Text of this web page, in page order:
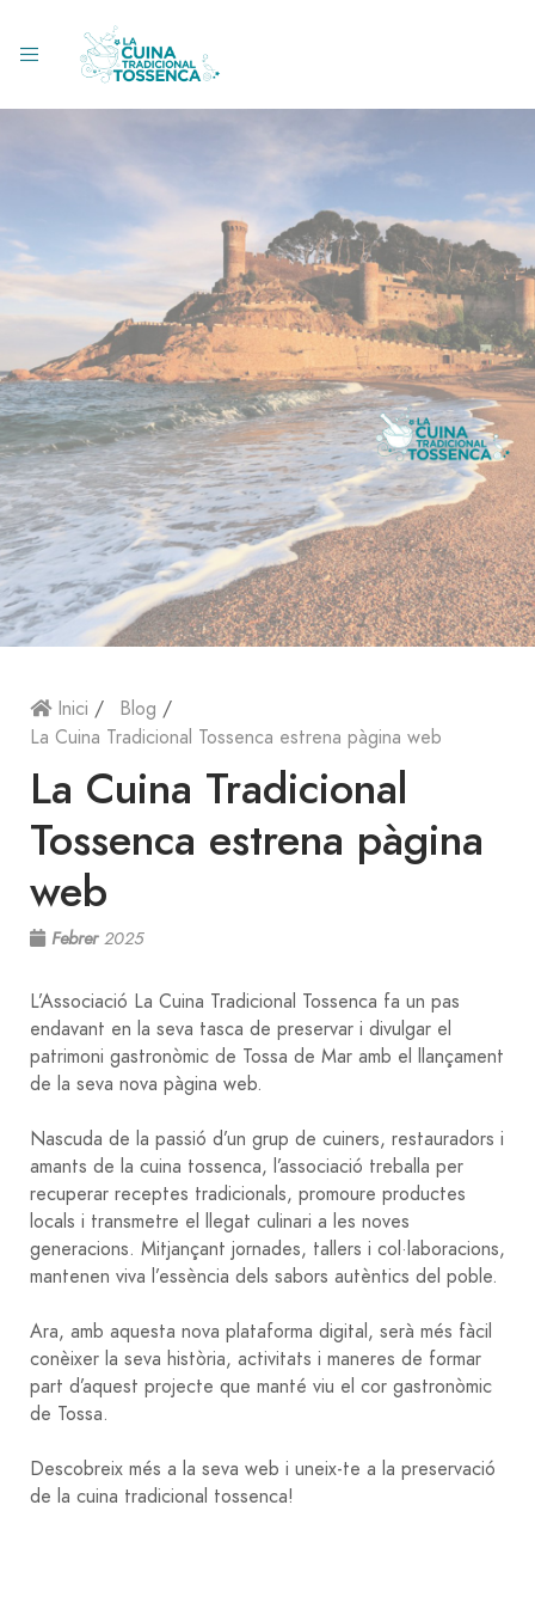
Inici / Blog /
La Cuina Tradicional Tossenca estrena pàgina web
La Cuina Tradicional
Tossenca estrena pàgina
web
Febrer 2025
L’Associació La Cuina Tradicional Tossenca fa un pas
endavant en la seva tasca de preservar i divulgar el
patrimoni gastronòmic de Tossa de Mar amb el llançament
de la seva nova pàgina web.
Nascuda de la passió d’un grup de cuiners, restauradors i
amants de la cuina tossenca, l’associació treballa per
recuperar receptes tradicionals, promoure productes
locals i transmetre el llegat culinari a les noves
generacions. Mitjançant jornades, tallers i col·laboracions,
mantenen viva l’essència dels sabors autèntics del poble.
Ara, amb aquesta nova plataforma digital, serà més fàcil
conèixer la seva història, activitats i maneres de formar
part d’aquest projecte que manté viu el cor gastronòmic
de Tossa.
Descobreix més a la seva web i uneix-te a la preservació
de la cuina tradicional tossenca!